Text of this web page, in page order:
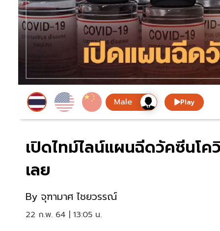
Play
เปิดไทม์​ไลน์แผนฉีดวัคซีนโค
เลย
By จุฑามาศ ไชยวรรณ์
22 ก.พ. 64 | 13:05 น.